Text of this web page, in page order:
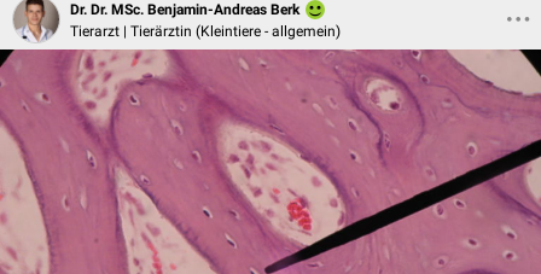
Dr. Dr. MSc. Benjamin-Andreas Berk
Tierarzt | Tierärztin (Kleintiere - allgemein)